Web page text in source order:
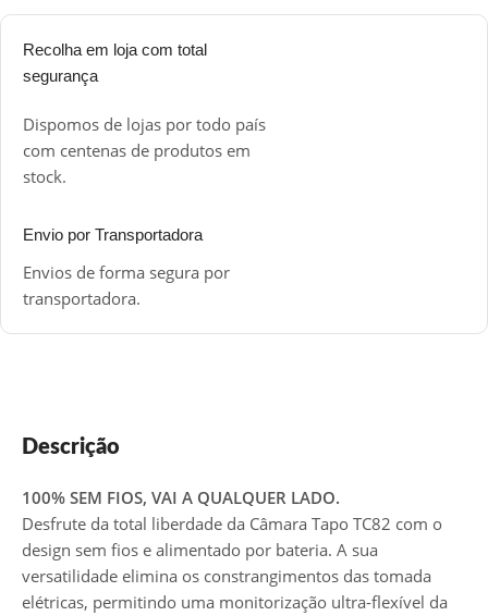
Recolha em loja com total
segurança
Dispomos de lojas por todo país
com centenas de produtos em
stock.
Envio por Transportadora
Envios de forma segura por
transportadora.
Descrição
100% SEM FIOS, VAI A QUALQUER LADO.
Desfrute da total liberdade da Câmara Tapo TC82 com o
design sem fios e alimentado por bateria. A sua
versatilidade elimina os constrangimentos das tomada
elétricas, permitindo uma monitorização ultra-flexível da